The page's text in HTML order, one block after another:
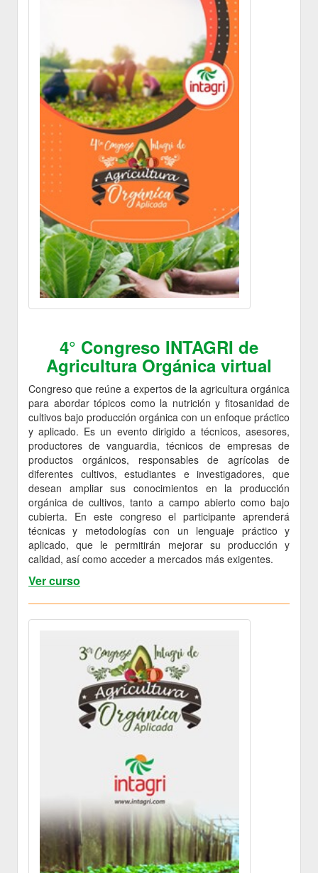
4° Congreso INTAGRI de
Agricultura Orgánica virtual
Congreso que reúne a expertos de la agricultura orgánica
para abordar tópicos como la nutrición y fitosanidad de
cultivos bajo producción orgánica con un enfoque práctico
y aplicado. Es un evento dirigido a técnicos, asesores,
productores de vanguardia, técnicos de empresas de
productos orgánicos, responsables de agrícolas de
diferentes cultivos, estudiantes e investigadores, que
desean ampliar sus conocimientos en la producción
orgánica de cultivos, tanto a campo abierto como bajo
cubierta. En este congreso el participante aprenderá
técnicas y metodologías con un lenguaje práctico y
aplicado, que le permitirán mejorar su producción y
calidad, así como acceder a mercados más exigentes.
Ver curso